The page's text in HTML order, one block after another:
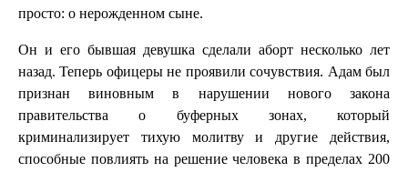
просто: о нерожденном сыне.
Он и его бывшая девушка сделали аборт несколько лет
назад. Теперь офицеры не проявили сочувствия. Адам был
признан виновным в нарушении нового закона
правительства о буферных зонах, который
криминализирует тихую молитву и другие действия,
способные повлиять на решение человека в пределах 200